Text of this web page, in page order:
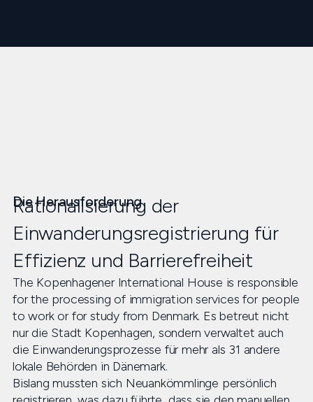
Die Herausforderung
Rationalisierung der
Einwanderungsregistrierung für
Effizienz und Barrierefreiheit
The Kopenhagener International House is responsible
for the processing of immigration services for people
to work or for study from Denmark. Es betreut nicht
nur die Stadt Kopenhagen, sondern verwaltet auch
die Einwanderungsprozesse für mehr als 31 andere
lokale Behörden in Dänemark.
Bislang mussten sich Neuankömmlinge persönlich